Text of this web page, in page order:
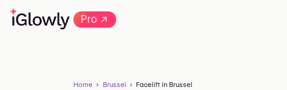
Pro→
Home Brussel Facelift in Brussel